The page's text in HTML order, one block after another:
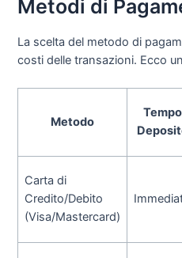
Metodi di
La scelta del metodo di
costi delle transazioni. Ecco
Metodo
Tempo
Carta di
Credito/Debito
(Visa/Mastercard)